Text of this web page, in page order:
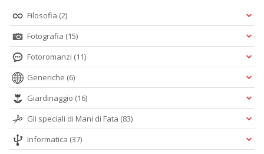
Filosofia (2)
Fotografia (15)
Fotoromanzi (11)
Generiche (6)
Giardinaggio (16)
Gli speciali di Mani di Fata (83)
Informatica (37)